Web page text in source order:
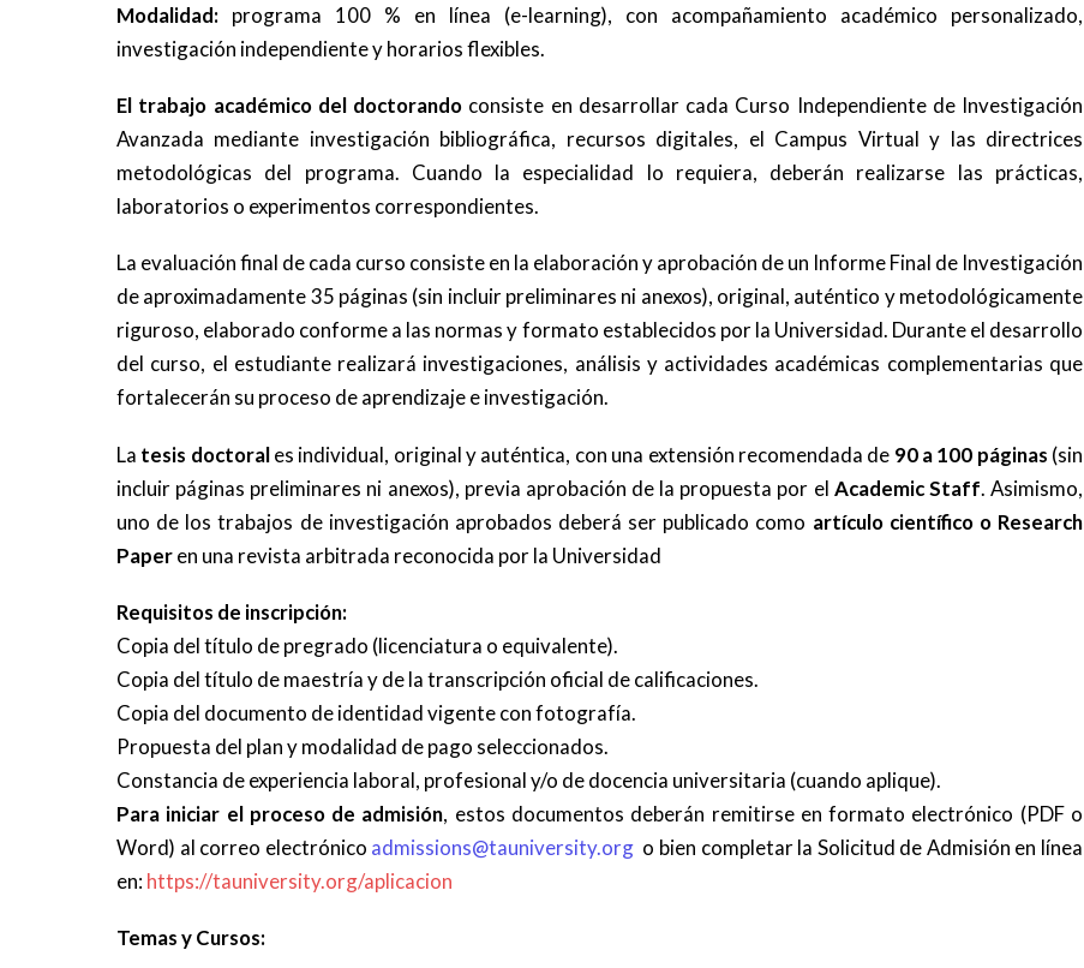
Modalidad: programa 100 % en línea (e-learning), con acompañamiento académico personalizado,
investigación independiente y horarios flexibles.
El trabajo académico del doctorando consiste en desarrollar cada Curso Independiente de Investigación
Avanzada mediante investigación bibliográfica, recursos digitales, el Campus Virtual y las directrices
metodológicas del programa. Cuando la especialidad lo requiera, deberán realizarse las prácticas,
laboratorios o experimentos correspondientes.
La evaluación final de cada curso consiste en la elaboración y aprobación de un Informe Final de Investigación
de aproximadamente 35 páginas (sin incluir preliminares ni anexos), original, auténtico y metodológicamente
riguroso, elaborado conforme a las normas y formato establecidos por la Universidad. Durante el desarrollo
del curso, el estudiante realizará investigaciones, análisis y actividades académicas complementarias que
fortalecerán su proceso de aprendizaje e investigación.
La tesis doctorales individual, original y auténtica, con una extensión recomendada de 90 a 100 páginas (sin
incluir páginas preliminares ni anexos), previa aprobación de la propuesta por el Academic Staff. Asimismo,
uno de los trabajos de investigación aprobados deberá ser publicado como artículo científico o Research
Paperen una revista arbitrada reconocida por la Universidad
Requisitos de inscripción:
Copia del título de pregrado (licenciatura o equivalente).
Copia del título de maestría y de la transcripción oficial de calificaciones.
Copia del documento de identidad vigente con fotografía.
Propuesta del plan y modalidad de pago seleccionados.
Constancia de experiencia laboral, profesional y/o de docencia universitaria (cuando aplique).
Para iniciar el proceso de admisión, estos documentos deberán remitirse en formato electrónico (PDF o
Word) al correo electrónico admissions@tauniversity.org o bien completar la Solicitud de Admisión en línea
en: https://tauniversity.org/aplicacion
Temas y Cursos: